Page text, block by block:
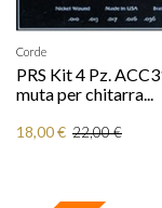
Corde
PRS Kit 4 Pz.
muta per chitarra...
18,00 € 22,00 €